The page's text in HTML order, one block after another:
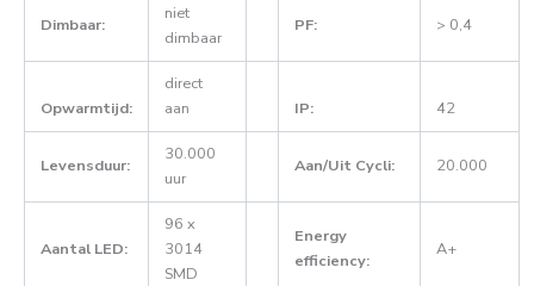
Dimbaar:
niet
dimbaar
PF: > 0,4
Opwarmtijd:
direct
aan
IP: 42
Levensduur:
30.000
uur
Aan/Uit Cycli: 20.000
Aantal LED:
96 x
3014
SMD
Energy
efficiency:
A+